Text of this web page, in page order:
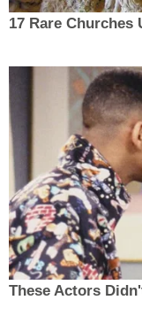
17 Rare
These Actors